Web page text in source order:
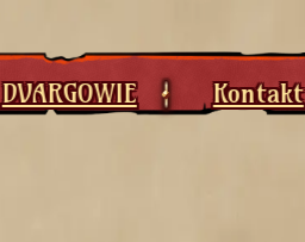
DVARGOWIE Kontakt